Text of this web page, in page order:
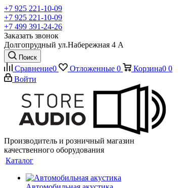
+7 925 221-10-09
+7 925 221-10-09
+7 499 391-24-26
Заказать звонок
Долгопрудный ул.Набережная 4 А
Поиск
Сравнение0 Отложенные 0 Корзина0 0
Войти
Производитель и розничный магазин
качественного оборудования
Каталог